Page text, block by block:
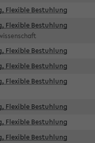
Flexible Bestuhlung
Flexible Bestuhlung
Flexible Bestuhlung
Flexible Bestuhlung
Flexible Bestuhlung
Flexible Bestuhlung
Flexible Bestuhlung
Flexible Bestuhlung